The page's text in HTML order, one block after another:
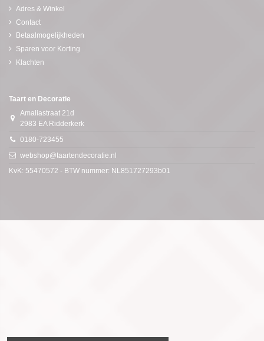
Adres & Winkel
Contact
Betaalmogelijkheden
Sparen voor Korting
Klachten
Taart en Decoratie
Amaliastraat 21d
2983 EA Ridderkerk
0180-723455
webshop@taartendecoratie.nl
KvK: 55470572 - BTW nummer: NL851727293b01